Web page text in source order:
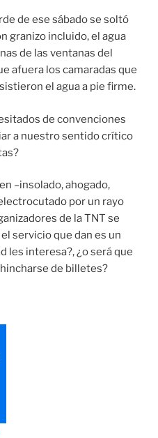
de ese sábado se soltó
granizo incluido, el agua
de las ventanas del
afuera los camaradas que
el agua a pie firme.
de convenciones
a nuestro sentido crítico
–insolado, ahogado,
por un rayo
de la TNT se
servicio que dan es un
les interesa?, ¿o será que
de billetes?